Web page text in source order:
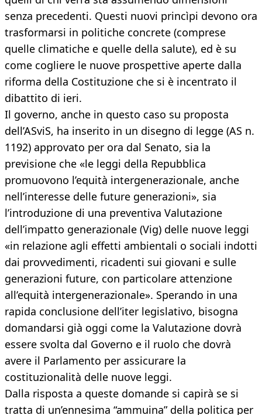
senza precedenti. Questi nuovi princìpi devono ora
trasformarsi in politiche concrete (comprese
quelle climatiche e quelle della salute), ed è su
come cogliere le nuove prospettive aperte dalla
riforma della Costituzione che si è incentrato il
dibattito di ieri.
Il governo, anche in questo caso su proposta
dell’ASviS, ha inserito in un disegno di legge (AS n.
1192) approvato per ora dal Senato, sia la
previsione che «le leggi della Repubblica
promuovono l’equità intergenerazionale, anche
nell’interesse delle future generazioni», sia
l’introduzione di una preventiva Valutazione
dell’impatto generazionale (Vig) delle nuove leggi
«in relazione agli effetti ambientali o sociali indotti
dai provvedimenti, ricadenti sui giovani e sulle
generazioni future, con particolare attenzione
all’equità intergenerazionale». Sperando in una
rapida conclusione dell’iter legislativo, bisogna
domandarsi già oggi come la Valutazione dovrà
essere svolta dal Governo e il ruolo che dovrà
avere il Parlamento per assicurare la
costituzionalità delle nuove leggi.
Dalla risposta a queste domande si capirà se si
tratta di un’ennesima “ammuina” della politica per